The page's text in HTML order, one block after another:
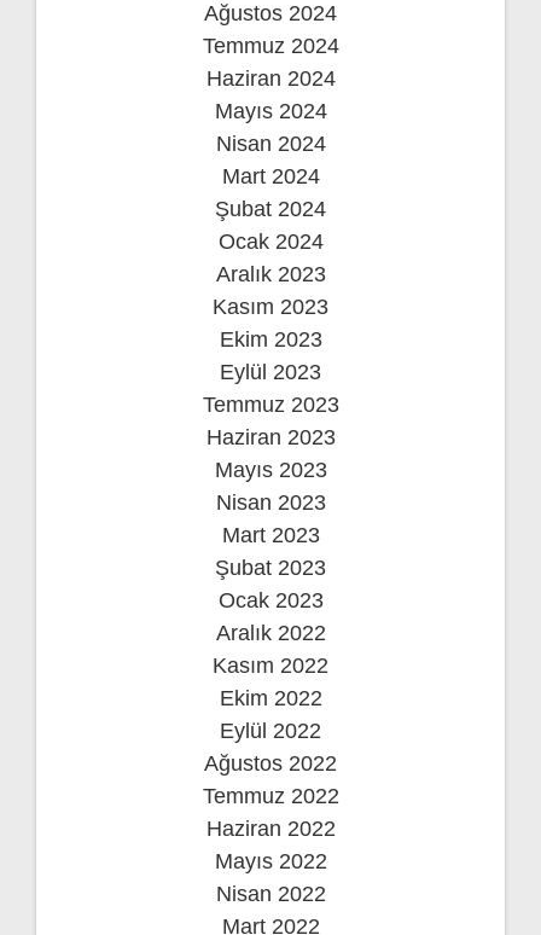
Ağustos 2024
Temmuz 2024
Haziran 2024
Mayıs 2024
Nisan 2024
Mart 2024
Şubat 2024
Ocak 2024
Aralık 2023
Kasım 2023
Ekim 2023
Eylül 2023
Temmuz 2023
Haziran 2023
Mayıs 2023
Nisan 2023
Mart 2023
Şubat 2023
Ocak 2023
Aralık 2022
Kasım 2022
Ekim 2022
Eylül 2022
Ağustos 2022
Temmuz 2022
Haziran 2022
Mayıs 2022
Nisan 2022
Mart 2022